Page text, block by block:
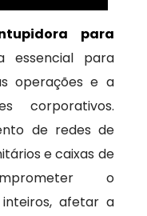
para
essencial para
operações e a
corporativos.
de redes de
e caixas de
o
afetar a